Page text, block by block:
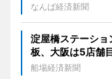
なんば経済新聞
淀屋橋ステーシ
板、大阪は5店舗
船場経済新聞